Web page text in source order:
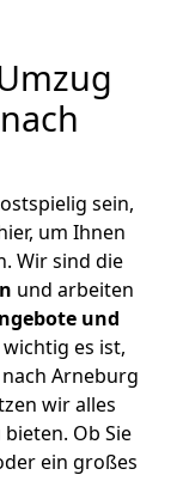
sein,
um Ihnen
Wir sind die
und arbeiten
und
es ist,
Arneburg
wir alles
Ob Sie
ein großes